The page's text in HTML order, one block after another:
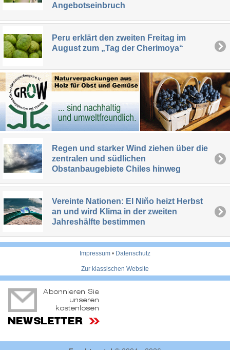
Angebotseinbruch
Peru erklärt den zweiten Freitag im
August zum „Tag der Cherimoya“
Regen und starker Wind ziehen über die
zentralen und südlichen
Obstanbaugebiete Chiles hinweg
Vereinte Nationen: El Niño heizt Herbst
an und wird Klima in der zweiten
Jahreshälfte bestimmen
Impressum • Datenschutz
Zur klassischen Website